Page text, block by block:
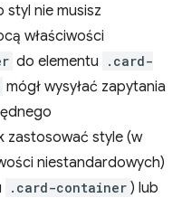
nie musisz
właściwości
do elementu
.card-
mógł wysyłać zapytania
zastosować style (w
niestandardowych)
.card-container ) lub